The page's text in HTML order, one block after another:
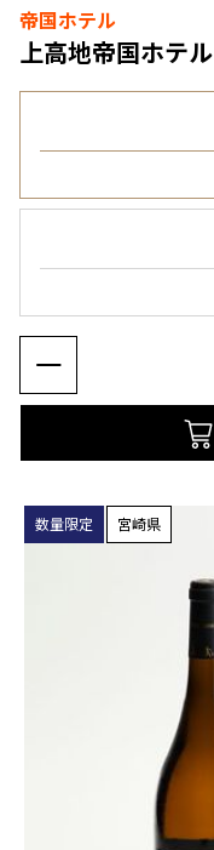
帝国ホテル
上高地帝国ホテ
数量限定 宮崎県